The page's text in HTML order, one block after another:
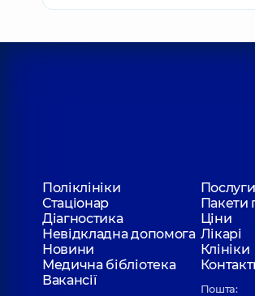
Поліклініки
Послуги
Стаціонар
Пакети
Діагностика
Ціни
Невідкладна допомога Лікарі
Новини
Клініки
Медична бібліотека
Вакансії
Пошта: